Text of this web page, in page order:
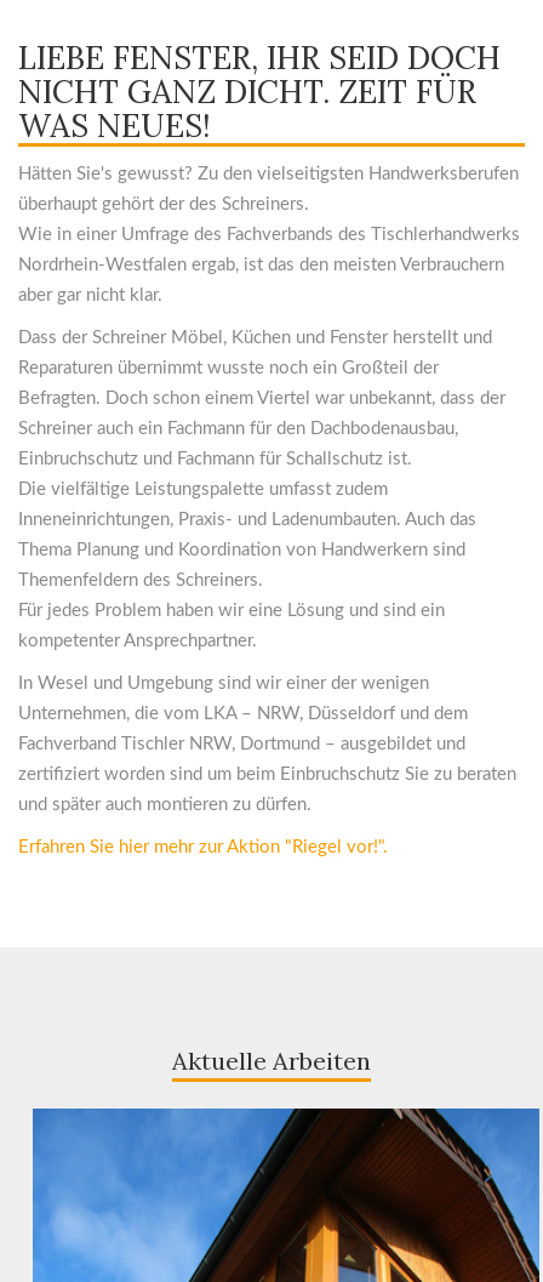
LIEBE FENSTER, IHR SEID DOCH
NICHT GANZ DICHT. ZEIT FÜR
WAS NEUES!
Hätten Sie's gewusst? Zu den vielseitigsten Handwerksberufen
überhaupt gehört der des Schreiners.
Wie in einer Umfrage des Fachverbands des Tischlerhandwerks
Nordrhein-Westfalen ergab, ist das den meisten Verbrauchern
aber gar nicht klar.
Dass der Schreiner Möbel, Küchen und Fenster herstellt und
Reparaturen übernimmt wusste noch ein Großteil der
Befragten. Doch schon einem Viertel war unbekannt, dass der
Schreiner auch ein Fachmann für den Dachbodenausbau,
Einbruchschutz und Fachmann für Schallschutz ist.
Die vielfältige Leistungspalette umfasst zudem
Inneneinrichtungen, Praxis- und Ladenumbauten. Auch das
Thema Planung und Koordination von Handwerkern sind
Themenfeldern des Schreiners.
Für jedes Problem haben wir eine Lösung und sind ein
kompetenter Ansprechpartner.
In Wesel und Umgebung sind wir einer der wenigen
Unternehmen, die vom LKA – NRW, Düsseldorf und dem
Fachverband Tischler NRW, Dortmund – ausgebildet und
zertifiziert worden sind um beim Einbruchschutz Sie zu beraten
und später auch montieren zu dürfen.
Erfahren Sie hier mehr zur Aktion "Riegel vor!".
Aktuelle Arbeiten